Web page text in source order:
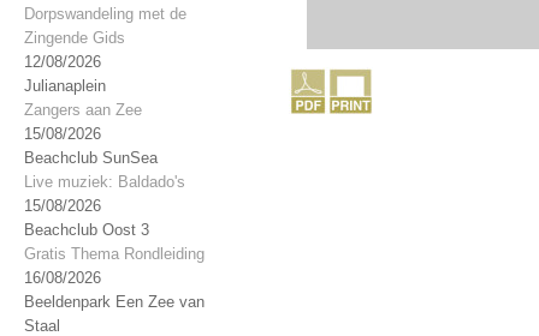
Dorpswandeling met de
Zingende Gids
12/08/2026
Julianaplein
Zangers aan Zee
15/08/2026
Beachclub SunSea
Live muziek: Baldado's
15/08/2026
Beachclub Oost 3
Gratis Thema Rondleiding
16/08/2026
Beeldenpark Een Zee van
Staal